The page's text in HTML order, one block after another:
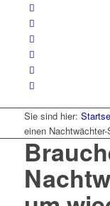
Sie sind hier:
einen